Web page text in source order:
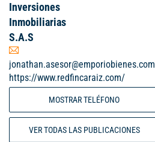
Inversiones
Inmobiliarias
S.A.S
jonathan.asesor@emporiobienes.com
https://www.redfincaraiz.com/
MOSTRAR TELÉFONO
VER TODAS LAS PUBLICACIONES